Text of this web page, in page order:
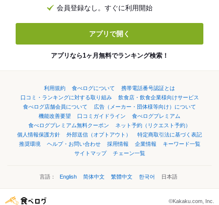
会員登録なし。すぐに利用開始
アプリで開く
アプリなら1ヶ月無料でランキング検索！
利用規約 食べログについて
携帯電話番号認証とは
口コミ・ランキングに対する取り組み
飲食店・飲食企業様向けサービス
食べログ店舗会員について
広告（メーカー・団体様等向け）について
機能改善要望
口コミガイドライン
食べログプレミアム
食べログプレミアム無料クーポン
ネット予約（リクエスト予約）
個人情報保護方針
外部送信（オプトアウト）
特定商取引法に基づく表記
推奨環境
ヘルプ・お問い合わせ 採用情報 企業情報
キーワード一覧
サイトマップ
チェーン一覧
言語： English 简体中文 繁體中文 한국어 日本語
©Kakaku.com, Inc.